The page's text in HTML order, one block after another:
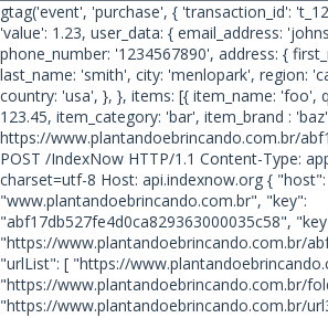
gtag('event', 'purchase', { 'transaction_id':
'value': 1.23, user_data: { email_address:
phone_number: '1234567890', address: {
last_name: 'smith', city: 'menlopark', region:
country: 'usa', }, }, items: [{ item_name: 'foo',
123.45, item_category: 'bar', item_brand :
https://www.plantandoebrincando.com.br/
POST /IndexNow HTTP/1.1 Content-Type:
charset=utf-8 Host: api.indexnow.org { "host":
"www.plantandoebrincando.com.br", "key":
"abf17db527fe4d0ca829363000035c58",
"https://www.plantandoebrincando.com.br/
"urlList": [ "https://
"https://www.plantandoebrincando.com.br/
"https://www.plantandoebrincando.com.br/